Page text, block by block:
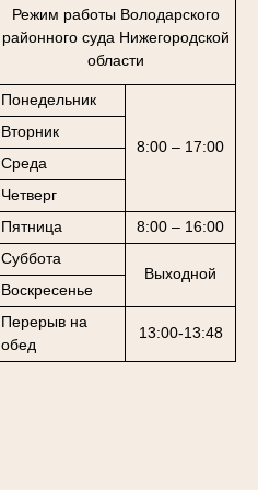
Режим работы Володарского
районного суда Нижегородской
области
Понедельник
8:00 – 17:00
Вторник
Среда
Четверг
Пятница
8:00 – 16:00
Суббота
Выходной
Воскресенье
Перерыв на
обед
13:00-13:48